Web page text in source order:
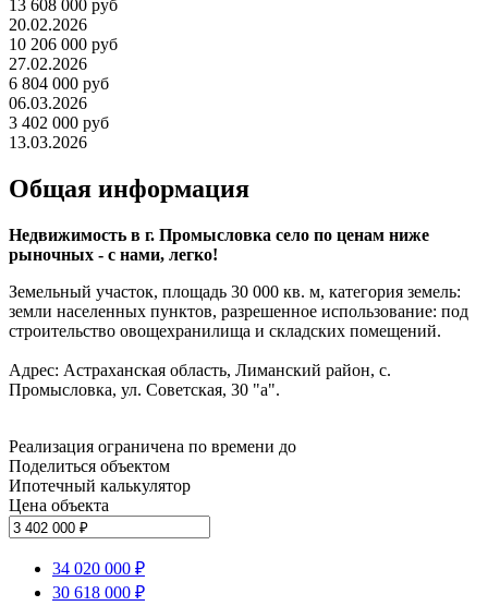
13 608 000 руб
20.02.2026
10 206 000 руб
27.02.2026
6 804 000 руб
06.03.2026
3 402 000 руб
13.03.2026
Общая информация
Недвижимость в г. Промысловка село по ценам ниже
рыночных - с нами, легко!
Земельный участок, площадь 30 000 кв. м, категория земель:
земли населенных пунктов, разрешенное использование: под
строительство овощехранилища и складских помещений.
Адрес: Астраханская область, Лиманский район, с.
Промысловка, ул. Советская, 30 "а".
Реализация ограничена по времени до
Поделиться объектом
Ипотечный калькулятор
Цена объекта
34 020 000 ₽
30 618 000 ₽